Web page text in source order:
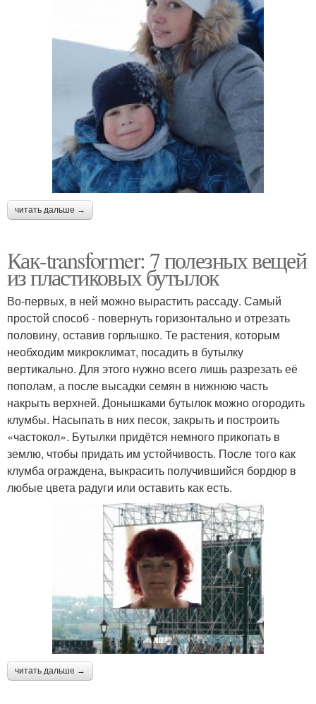
читать дальше →
Как-transformer: 7 полезных вещей
из пластиковых бутылок
Во-первых, в ней можно вырастить рассаду. Самый
простой способ - повернуть горизонтально и отрезать
половину, оставив горлышко. Те растения, которым
необходим микроклимат, посадить в бутылку
вертикально. Для этого нужно всего лишь разрезать её
пополам, а после высадки семян в нижнюю часть
накрыть верхней. Донышками бутылок можно огородить
клумбы. Насыпать в них песок, закрыть и построить
«частокол». Бутылки придётся немного прикопать в
землю, чтобы придать им устойчивость. После того как
клумба ограждена, выкрасить получившийся бордюр в
любые цвета радуги или оставить как есть.
читать дальше →